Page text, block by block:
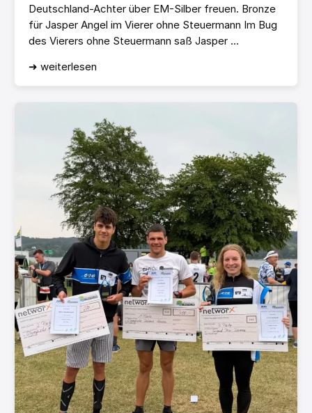
Deutschland-Achter über EM-Silber freuen. Bronze
für Jasper Angel im Vierer ohne Steuermann Im Bug
des Vierers ohne Steuermann saß Jasper ...
➜ weiterlesen